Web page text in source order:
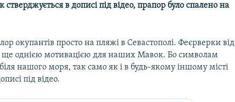
стверджується в дописі під відео, прапор було спалено на
окупантів просто на пляжі в Севастополі. Феєрверки від
однією мотивацією для наших Мавок. Бо символам
нашого моря, так само як і в будь-якому іншому місті
під відео.